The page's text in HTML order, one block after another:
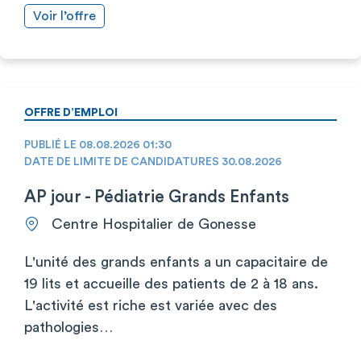
Voir l’offre
OFFRE D’EMPLOI
PUBLIÉ LE 08.08.2026 01:30
DATE DE LIMITE DE CANDIDATURES 30.08.2026
AP jour - Pédiatrie Grands Enfants
Centre Hospitalier de Gonesse
L'unité des grands enfants a un capacitaire de
19 lits et accueille des patients de 2 à 18 ans.
L'activité est riche est variée avec des
pathologies…